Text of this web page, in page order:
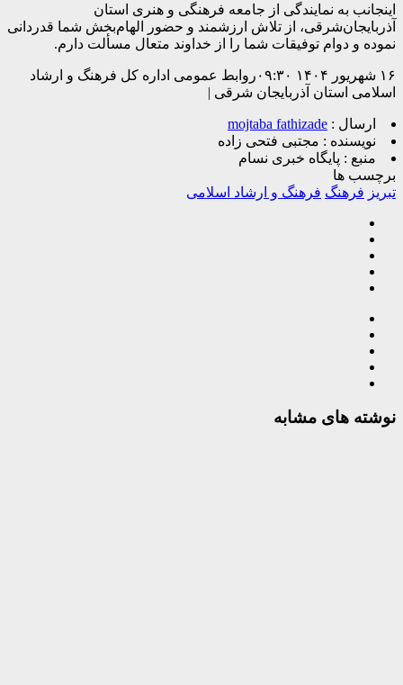
اینجانب به نمایندگی از جامعه فرهنگی و هنری استان
آذربایجان‌شرقی، از تلاش ارزشمند و حضور الهام‌بخش شما قدردانی
نموده و دوام توفیقات شما را از خداوند متعال مسألت دارم.
۱۶ شهریور ۱۴۰۴ ۰۹:۳۰روابط عمومی اداره کل فرهنگ و ارشاد
اسلامی استان آذربایجان شرقی |
ارسال : mojtaba fathizade
نویسنده : مجتبی فتحی زاده
منبع : پایگاه خبری نسام
برچسب ها
تبریز فرهنگ فرهنگ و ارشاد اسلامی
نوشته های مشابه